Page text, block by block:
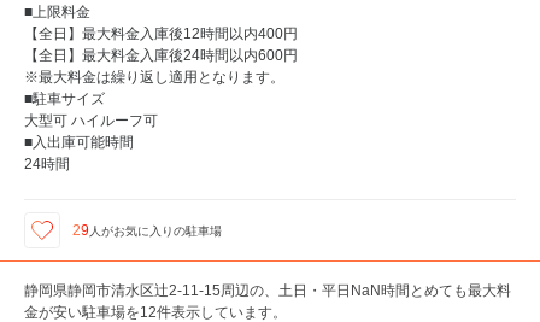
■上限料金
【全日】最大料金入庫後12時間以内400円
【全日】最大料金入庫後24時間以内600円
※最大料金は繰り返し適用となります。
■駐車サイズ
大型可 ハイルーフ可
■入出庫可能時間
24時間
29 人がお気に入りの駐車場
静岡県静岡市清水区辻2-11-15周辺の、土日・平日NaN時間とめても最大料
金が安い駐車場を12件表示しています。